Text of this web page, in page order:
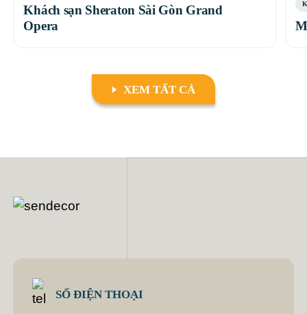
Khách sạn Sheraton Sài Gòn Grand
Opera
XEM TẤT CẢ
SỐ ĐIỆN THOẠI